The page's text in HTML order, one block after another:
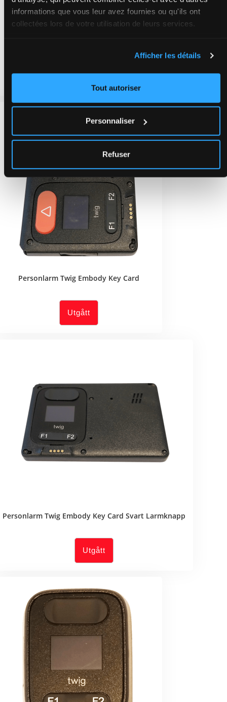
informations que vous leur avez fournies ou qu'ils ont
collectées lors de votre utilisation de leurs services.
Afficher les détails
Tout autoriser
Personnaliser
Refuser
Utgått
Personlarm Twig Embody Key Card
Utgått
Personlarm Twig Embody Key Card Svart Larmknapp
Utgått